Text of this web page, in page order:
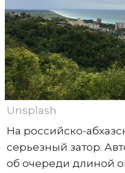
Unsplash
На российско-
серьезный затор.
об очереди длиной